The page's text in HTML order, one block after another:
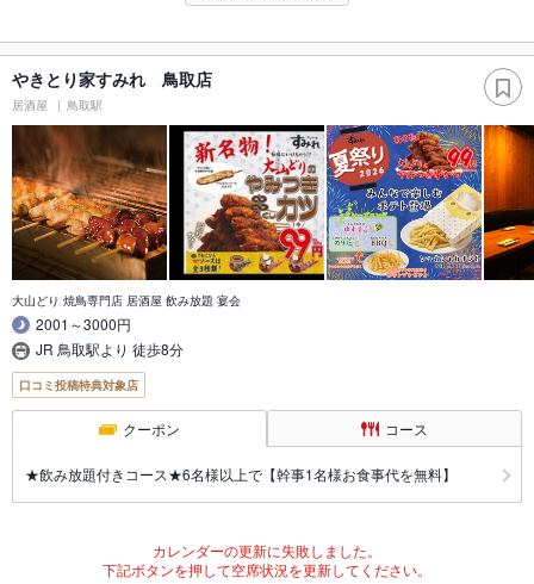
やきとり家すみれ 鳥取店
居酒屋 鳥取駅
大山どり 焼鳥専門店 居酒屋 飲み放題 宴会
2001～3000円
JR 鳥取駅より 徒歩8分
口コミ投稿特典対象店
クーポン コース
★飲み放題付きコース★6名様以上で【幹事1名様お食事代を無料】
カレンダーの更新に失敗しました。
下記ボタンを押して空席状況を更新してください。